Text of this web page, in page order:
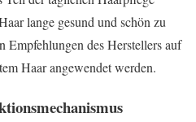
lange gesund und schön zu
Empfehlungen des Herstellers auf
Haar angewendet werden.